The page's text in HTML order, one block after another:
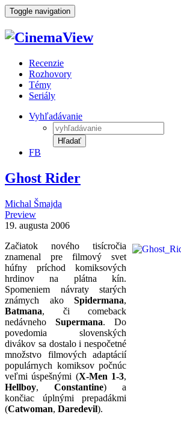
Toggle navigation
Recenzie
Rozhovory
Témy
Seriály
Vyhľadávanie
Hľadať
FB
Ghost Rider
Michal Šmajda
Preview
19. augusta 2006
Začiatok nového tisícročia
znamenal pre filmový svet
húfny príchod komiksových
hrdinov na plátna kín.
Spomeniem návraty starých
známych ako Spidermana,
Batmana, či comeback
nedávneho Supermana. Do
povedomia slovenských
divákov sa dostalo i nespočetné
množstvo filmových adaptácií
populárnych komiksov počnúc
veľmi úspešnými (X-Men 1-3,
Hellboy, Constantine) a
končiac úplnými prepadákmi
(Catwoman, Daredevil).